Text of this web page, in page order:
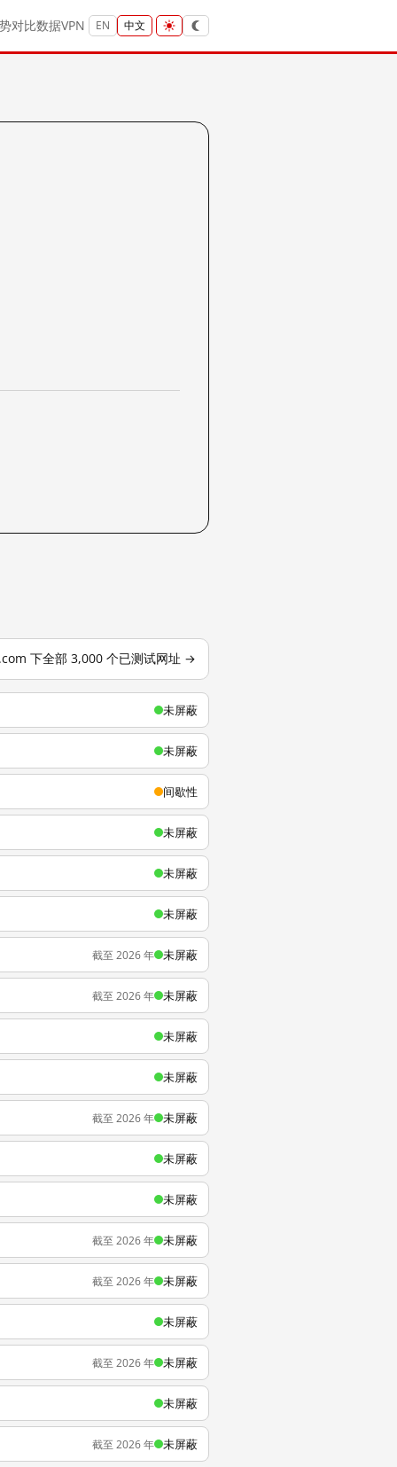
对比数据VPN EN 中文
下全部 3,000 个已测试网址 →
未屏蔽
未屏蔽
间歇性
未屏蔽
未屏蔽
未屏蔽
截至 2026 年 未屏蔽
截至 2026 年 未屏蔽
未屏蔽
未屏蔽
截至 2026 年 未屏蔽
未屏蔽
未屏蔽
截至 2026 年 未屏蔽
截至 2026 年 未屏蔽
未屏蔽
截至 2026 年 未屏蔽
未屏蔽
截至 2026 年 未屏蔽